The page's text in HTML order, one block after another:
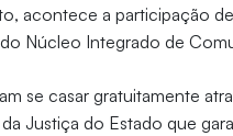
acontece a participação
Núcleo Integrado de
se casar gratuitamente
Justiça do Estado que